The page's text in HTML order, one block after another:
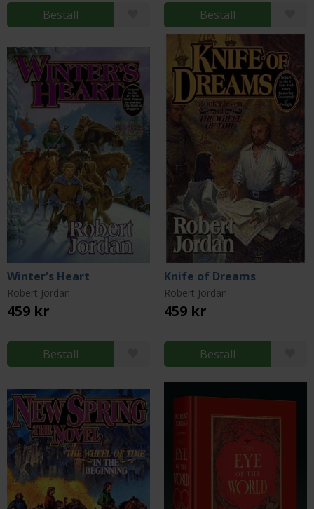
Beställ Beställ
Winter's Heart
Robert Jordan
459 kr
Beställ
Knife of Dreams
Robert Jordan
459 kr
Beställ